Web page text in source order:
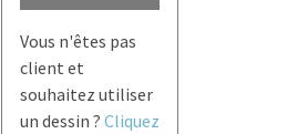
Vous n'êtes pas
client et
souhaitez utiliser
un dessin ? Cliquez